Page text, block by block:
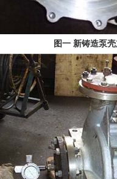
图一 新铸造泵